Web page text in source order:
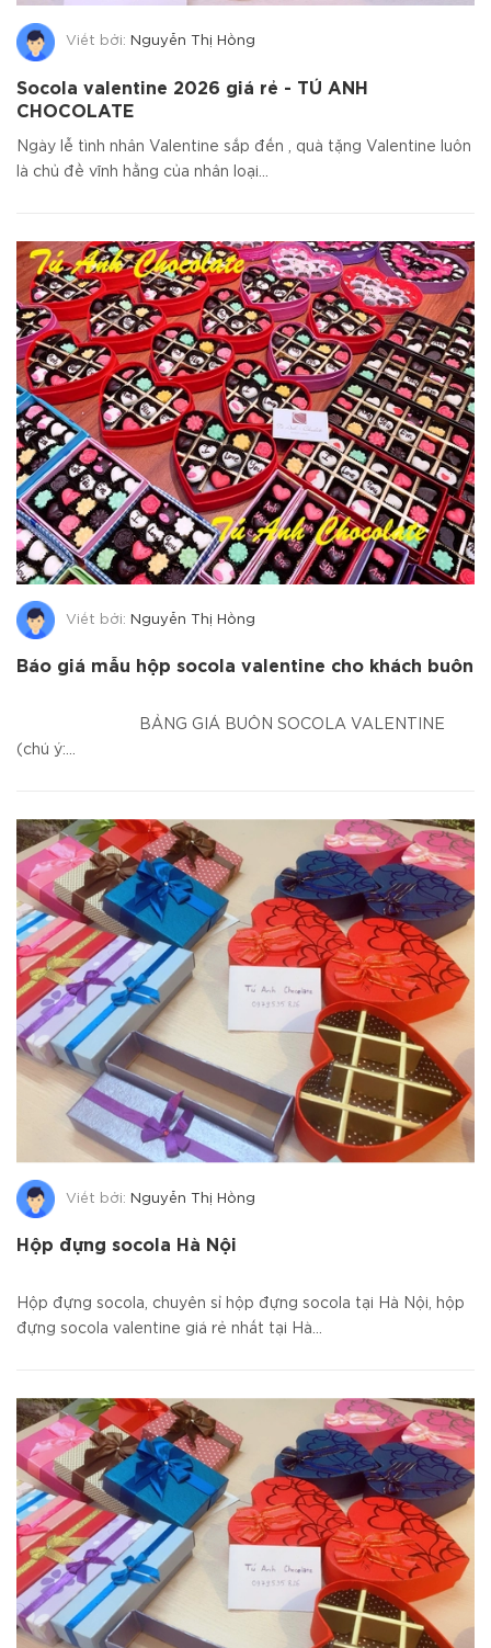
Viết bởi: Nguyễn Thị Hồng
Socola valentine 2026 giá rẻ - TÚ ANH
CHOCOLATE
Ngày lễ tình nhân Valentine sắp đến , quà tặng Valentine luôn
là chủ đề vĩnh hằng của nhân loại...
Viết bởi: Nguyễn Thị Hồng
Báo giá mẫu hộp socola valentine cho khách buôn
BẢNG GIÁ BUÔN SOCOLA VALENTINE
(chú ý:...
Viết bởi: Nguyễn Thị Hồng
Hộp đựng socola Hà Nội
Hộp đựng socola, chuyên sỉ hộp đựng socola tại Hà Nội, hộp
đựng socola valentine giá rẻ nhất tại Hà...